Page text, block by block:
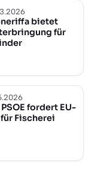
bietet
für
fordert EU-
Fischerei